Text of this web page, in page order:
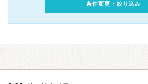
条件変更・絞り込み